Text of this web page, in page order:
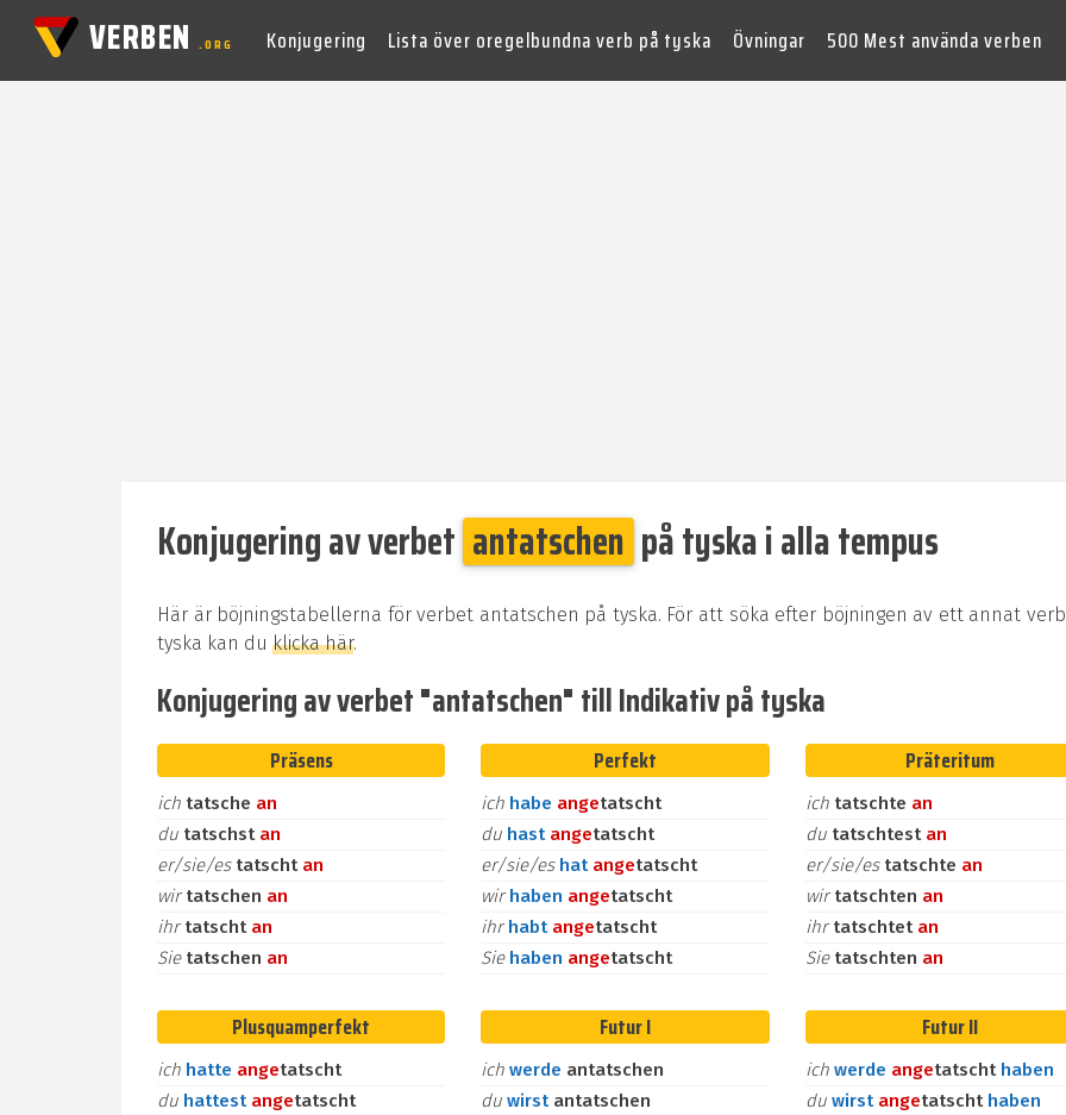
VERBEN.ORG Konjugering Lista över oregelbundna verb på tyska Övningar 500 Mest använda verben
Konjugering av verbet antatschen på tyska i alla tempus
Här är böjningstabellerna för verbet antatschen på tyska. För att söka efter böjningen av ett annat
tyska kan du klicka här.
Konjugering av verbet "antatschen" till Indikativ på tyska
Präsens
ich tatsche an
du tatschst an
er/sie/es tatscht an
wirtatschen an
ihrtatscht an
Sie tatschen an
Perfekt
ich habe angetatscht
du hast angetatscht
er/sie/es hat angetatscht
wirhaben angetatscht
ihrhabt angetatscht
Sie haben angetatscht
Präteritum
ich tatschte an
du tatschtest an
er/sie/es tatschte an
wirtatschten an
ihrtatschtet an
Sie tatschten an
Plusquamperfekt
ich hatte angetatscht
du hattest angetatscht
Futur I
ichwerde antatschen
duwirst antatschen
Futur II
ich werde angetatscht haben
du wirst angetatscht haben